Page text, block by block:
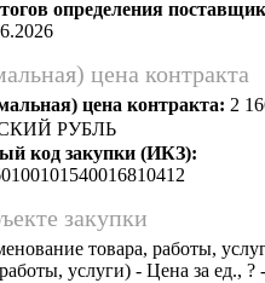
определения
цена контракта
цена контракта: 2
РУБЛЬ
код закупки (ИКЗ):
закупки
товара, работы,
услуги) - Цена за ед., ?